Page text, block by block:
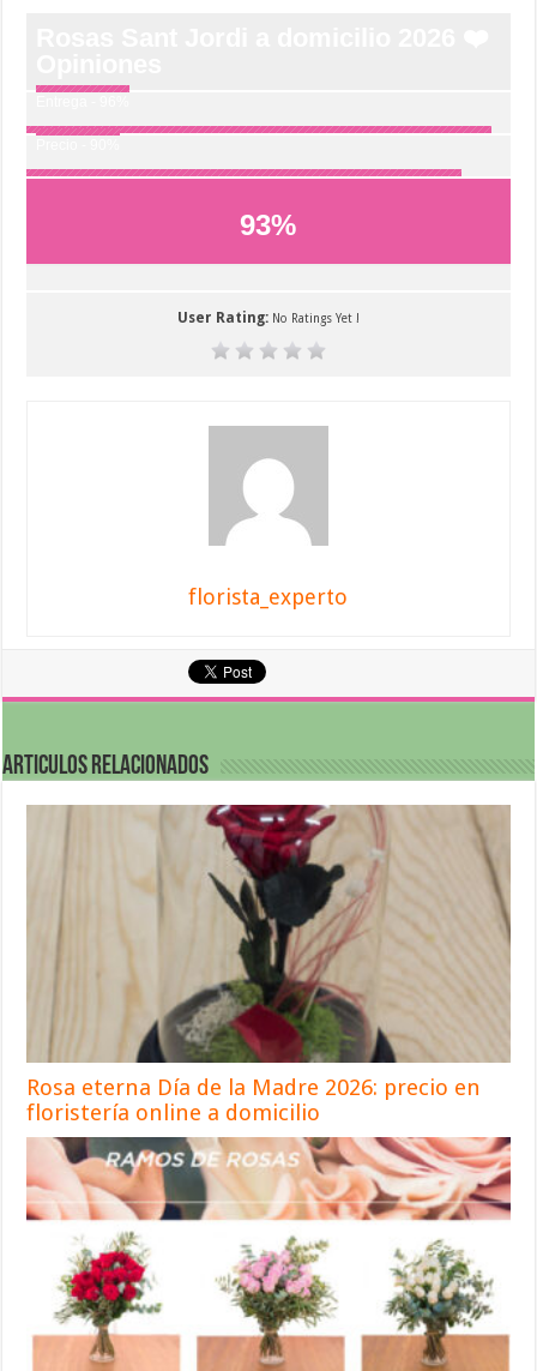
93%
User Rating: No Ratings Yet !
florista_experto
Articulos relacionados
Rosa eterna Día de la Madre 2026: precio en
floristería online a domicilio